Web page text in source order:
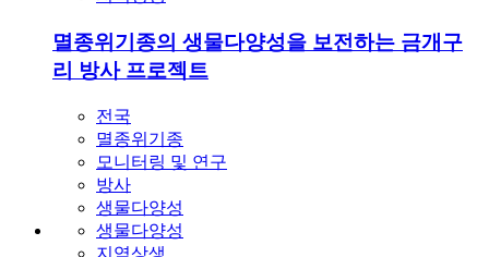
멸종위기종
모니터링 및 연구
방사
생물다양성
지역상생
멸종위기종의 생물다양성을 보전하는 붉은점
모시나비 방사 프로젝트
중북부 지역